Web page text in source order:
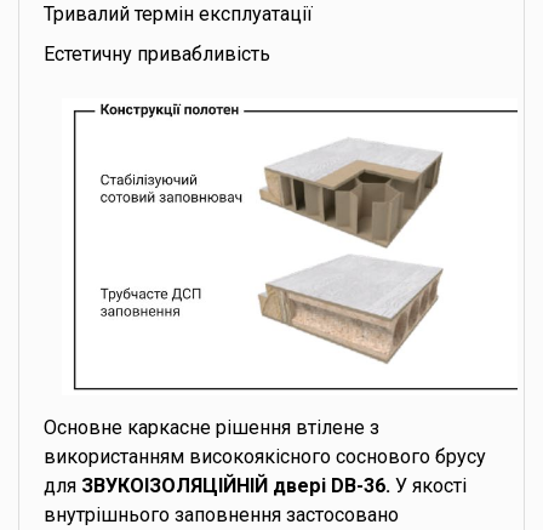
Тривалий термін експлуатації
Естетичну привабливість
Основне каркасне рішення втілене з
використанням високоякісного соснового брусу
для ЗВУКОІЗОЛЯЦІЙНІЙ двері DB-36. У якості
внутрішнього заповнення застосовано